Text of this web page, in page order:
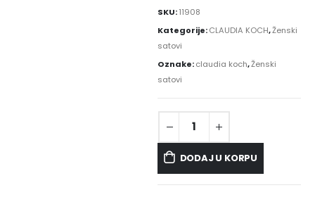
SKU:11908
Kategorije:CLAUDIA KOCH,Ženski
satovi
Oznake:claudia koch,Ženski
satovi
DODAJ U KORPU